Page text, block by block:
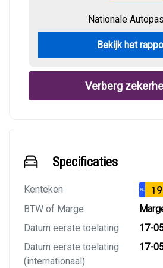
Nationale Autopas
Bekijk het
Verberg
Specificaties
Kenteken NL
BTW of Marge
Datum eerste toelating
17-
Datum eerste toelating
(internationaal)
17-